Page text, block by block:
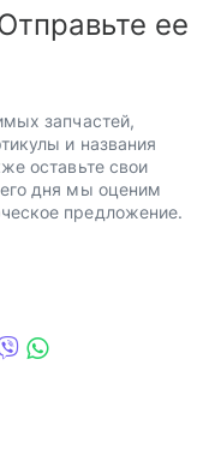
ее
запчастей,
и названия
оставьте свои
дня мы оценим
предложение.